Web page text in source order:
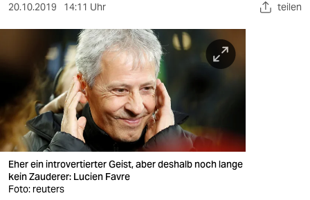
verlag
verlag
veranstaltungen
shop
fragen & hilfe
unterstützen
20.10.2019 14:11 Uhr teilen
Eher ein introvertierter Geist, aber deshalb noch lange
kein Zauderer: Lucien Favre
Foto: reuters